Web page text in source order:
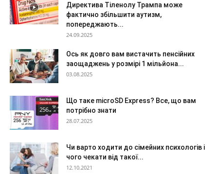
Директива Тіленолу Трампа може
фактично збільшити аутизм,
попереджають...
24.09.2025
Ось як довго вам вистачить пенсійних
заощаджень у розмірі 1 мільйона...
03.08.2025
Що таке microSD Express? Все, що вам
потрібно знати
28.07.2025
Чи варто ходити до сімейних психологів і
чого чекати від такої...
12.10.2021